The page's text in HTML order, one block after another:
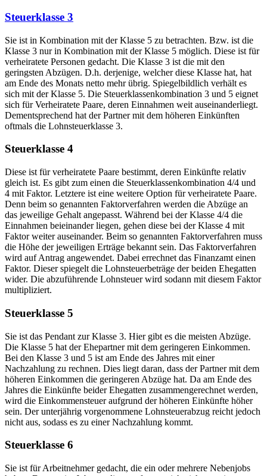
Steuerklasse 3
Sie ist in Kombination mit der Klasse 5 zu betrachten. Bzw. ist die
Klasse 3 nur in Kombination mit der Klasse 5 möglich. Diese ist für
verheiratete Personen gedacht. Die Klasse 3 ist die mit den
geringsten Abzügen. D.h. derjenige, welcher diese Klasse hat, hat
am Ende des Monats netto mehr übrig. Spiegelbildlich verhält es
sich mit der Klasse 5. Die Steuerklassenkombination 3 und 5 eignet
sich für Verheiratete Paare, deren Einnahmen weit auseinanderliegt.
Dementsprechend hat der Partner mit dem höheren Einkünften
oftmals die Lohnsteuerklasse 3.
Steuerklasse 4
Diese ist für verheiratete Paare bestimmt, deren Einkünfte relativ
gleich ist. Es gibt zum einen die Steuerklassenkombination 4/4 und
4 mit Faktor. Letztere ist eine weitere Option für verheiratete Paare.
Denn beim so genannten Faktorverfahren werden die Abzüge an
das jeweilige Gehalt angepasst. Während bei der Klasse 4/4 die
Einnahmen beieinander liegen, gehen diese bei der Klasse 4 mit
Faktor weiter auseinander. Beim so genannten Faktorverfahren muss
die Höhe der jeweiligen Erträge bekannt sein. Das Faktorverfahren
wird auf Antrag angewendet. Dabei errechnet das Finanzamt einen
Faktor. Dieser spiegelt die Lohnsteuerbeträge der beiden Ehegatten
wider. Die abzuführende Lohnsteuer wird sodann mit diesem Faktor
multipliziert.
Steuerklasse 5
Sie ist das Pendant zur Klasse 3. Hier gibt es die meisten Abzüge.
Die Klasse 5 hat der Ehepartner mit dem geringeren Einkommen.
Bei den Klasse 3 und 5 ist am Ende des Jahres mit einer
Nachzahlung zu rechnen. Dies liegt daran, dass der Partner mit dem
höheren Einkommen die geringeren Abzüge hat. Da am Ende des
Jahres die Einkünfte beider Ehegatten zusammengerechnet werden,
wird die Einkommensteuer aufgrund der höheren Einkünfte höher
sein. Der unterjährig vorgenommene Lohnsteuerabzug reicht jedoch
nicht aus, sodass es zu einer Nachzahlung kommt.
Steuerklasse 6
Sie ist für Arbeitnehmer gedacht, die ein oder mehrere Nebenjobs